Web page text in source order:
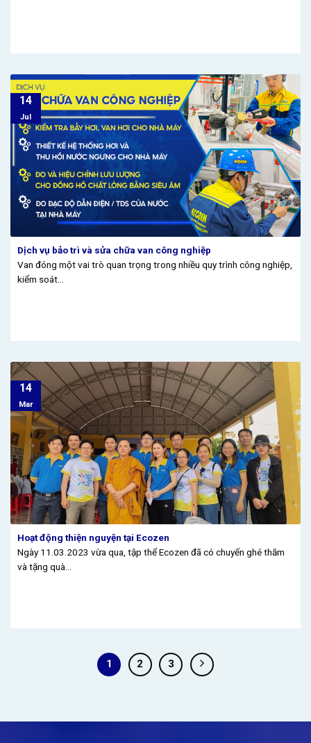
Dịch vụ bảo trì và sửa chữa van công nghiệp
Van đóng một vai trò quan trọng trong nhiều quy trình công nghiệp,
kiểm soát...
14
Jul
Hoạt động thiện nguyện tại Ecozen
Ngày 11.03.2023 vừa qua, tập thể Ecozen đã có chuyến ghé thăm
và tặng quà...
14
Mar
1 2 3